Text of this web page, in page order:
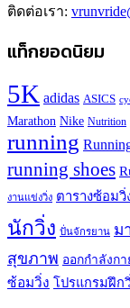
ติดต่อเรา:
แท็กยอดนิยม
5K adidas ASICS
Marathon Nike Nutrition
running
running shoes
งานแข่งวิ่ง ตารางซ้อมวิ่
นักวิ่ง ปั่นจักรยาน ม
สุขภาพ ออกกำลังกา
ซ้อมวิ่ง โปรแกรมฝึก